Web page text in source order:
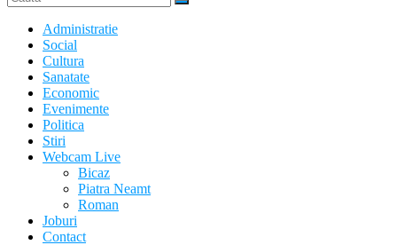
Administratie
Social
Cultura
Sanatate
Economic
Evenimente
Politica
Stiri
Webcam Live
Bicaz
Piatra Neamt
Roman
Joburi
Contact